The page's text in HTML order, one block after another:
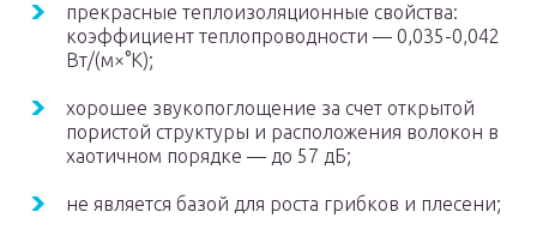
прекрасные теплоизоляционные свойства:
коэффициент теплопроводности — 0,035-0,042
Вт/(м×°К);
хорошее звукопоглощение за счет открытой
пористой структуры и расположения волокон в
хаотичном порядке — до 57 дБ;
не является базой для роста грибков и плесени;